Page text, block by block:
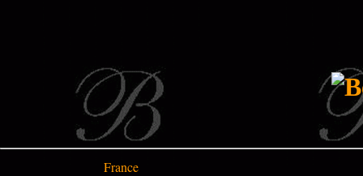
France